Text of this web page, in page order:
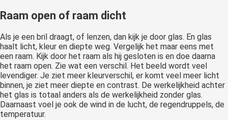
Raam open of raam dicht
Als je een bril draagt, of lenzen, dan kijk je door glas. En glas
haalt licht, kleur en diepte weg. Vergelijk het maar eens met
een raam. Kijk door het raam als hij gesloten is en doe daarna
het raam open. Zie wat een verschil. Het beeld wordt veel
levendiger. Je ziet meer kleurverschil, er komt veel meer licht
binnen, je ziet meer diepte en contrast. De werkelijkheid achter
het glas is totaal anders als de werkelijkheid zonder glas.
Daarnaast voel je ook de wind in de lucht, de regendruppels, de
temperatuur.